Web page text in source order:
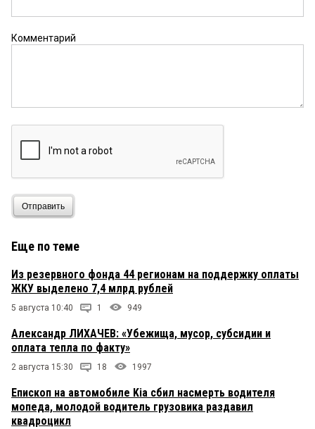
Комментарий
Отправить
Еще по теме
Из резервного фонда 44 регионам на поддержку оплаты
ЖКУ выделено 7,4 млрд рублей
5 августа 10:40 1 949
Александр ЛИХАЧЕВ: «Убежища, мусор, субсидии и
оплата тепла по факту»
2 августа 15:30 18 1997
Епископ на автомобиле Kia сбил насмерть водителя
мопеда, молодой водитель грузовика раздавил
квадроцикл